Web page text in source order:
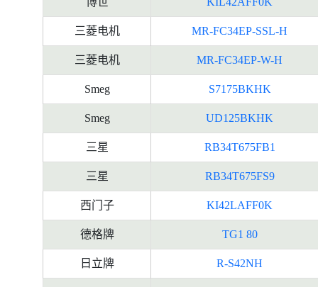
三菱电机 MR-FC34EP-SSL-H
三菱电机 MR-FC34EP-W-H
Smeg S7175BKHK
Smeg UD125BKHK
三星 RB34T675FB1
三星 RB34T675FS9
西门子 KI42LAFF0K
德格牌 TG1 80
日立牌 R-S42NH